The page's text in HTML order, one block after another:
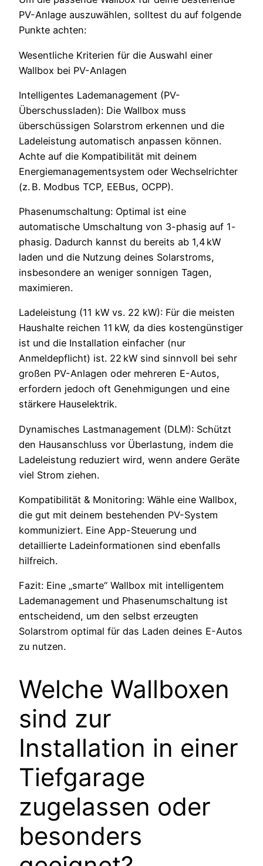
PV-Anlage auszuwählen, solltest du auf folgende
Punkte achten:
Wesentliche Kriterien für die Auswahl einer
Wallbox bei PV-Anlagen
Intelligentes Lademanagement (PV-
Überschussladen): Die Wallbox muss
überschüssigen Solarstrom erkennen und die
Ladeleistung automatisch anpassen können.
Achte auf die Kompatibilität mit deinem
Energiemanagementsystem oder Wechselrichter
(z. B. Modbus TCP, EEBus, OCPP).
Phasenumschaltung: Optimal ist eine
automatische Umschaltung von 3-phasig auf 1-
phasig. Dadurch kannst du bereits ab 1,4 kW
laden und die Nutzung deines Solarstroms,
insbesondere an weniger sonnigen Tagen,
maximieren.
Ladeleistung (11 kW vs. 22 kW): Für die meisten
Haushalte reichen 11 kW, da dies kostengünstiger
ist und die Installation einfacher (nur
Anmeldepflicht) ist. 22 kW sind sinnvoll bei sehr
großen PV-Anlagen oder mehreren E-Autos,
erfordern jedoch oft Genehmigungen und eine
stärkere Hauselektrik.
Dynamisches Lastmanagement (DLM): Schützt
den Hausanschluss vor Überlastung, indem die
Ladeleistung reduziert wird, wenn andere Geräte
viel Strom ziehen.
Kompatibilität & Monitoring: Wähle eine Wallbox,
die gut mit deinem bestehenden PV-System
kommuniziert. Eine App-Steuerung und
detaillierte Ladeinformationen sind ebenfalls
hilfreich.
Fazit: Eine „smarte“ Wallbox mit intelligentem
Lademanagement und Phasenumschaltung ist
entscheidend, um den selbst erzeugten
Solarstrom optimal für das Laden deines E-Autos
zu nutzen.
Welche Wallboxen
sind zur
Installation in einer
Tiefgarage
zugelassen oder
besonders